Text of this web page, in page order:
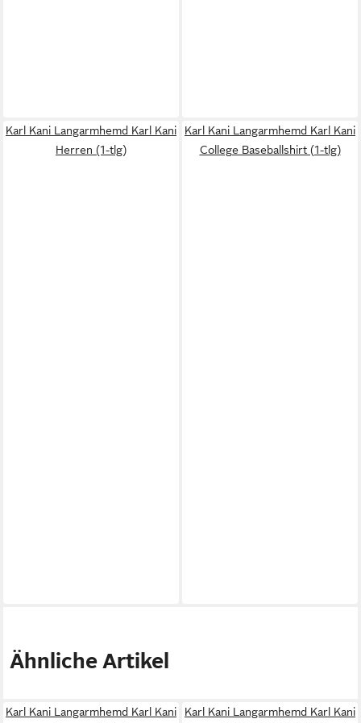
Karl Kani Langarmhemd Karl Kani
Herren (1-tlg)
Karl Kani Langarmhemd Karl Kani
College Baseballshirt (1-tlg)
Ähnliche Artikel
Karl Kani Langarmhemd Karl Kani
Karl Kani Langarmhemd Karl Kani